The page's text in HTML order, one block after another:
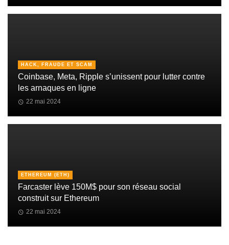
HACK, FRAUDE ET SCAM
Coinbase, Meta, Ripple s’unissent pour lutter contre
les arnaques en ligne
22 mai 2024
ETHEREUM (ETH)
Farcaster lève 150M$ pour son réseau social
construit sur Ethereum
22 mai 2024